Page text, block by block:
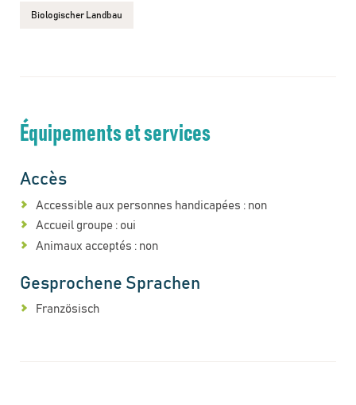
Biologischer Landbau
Équipements et services
Accès
Accessible aux personnes handicapées : non
Accueil groupe : oui
Animaux acceptés : non
Gesprochene Sprachen
Französisch